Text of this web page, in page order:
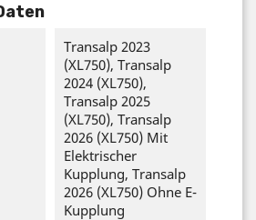
Transalp 2023
(XL750), Transalp
2024 (XL750),
Transalp 2025
(XL750), Transalp
2026 (XL750) Mit
Elektrischer
Kupplung, Transalp
2026 (XL750) Ohne E-
Kupplung